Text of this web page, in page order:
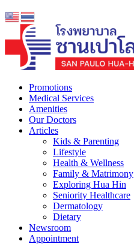
Promotions
Medical Services
Amenities
Our Doctors
Articles
Kids & Parenting
Lifestyle
Health & Wellness
Family & Matrimony
Exploring Hua Hin
Seniority Healthcare
Dermatology
Dietary
Newsroom
Appointment